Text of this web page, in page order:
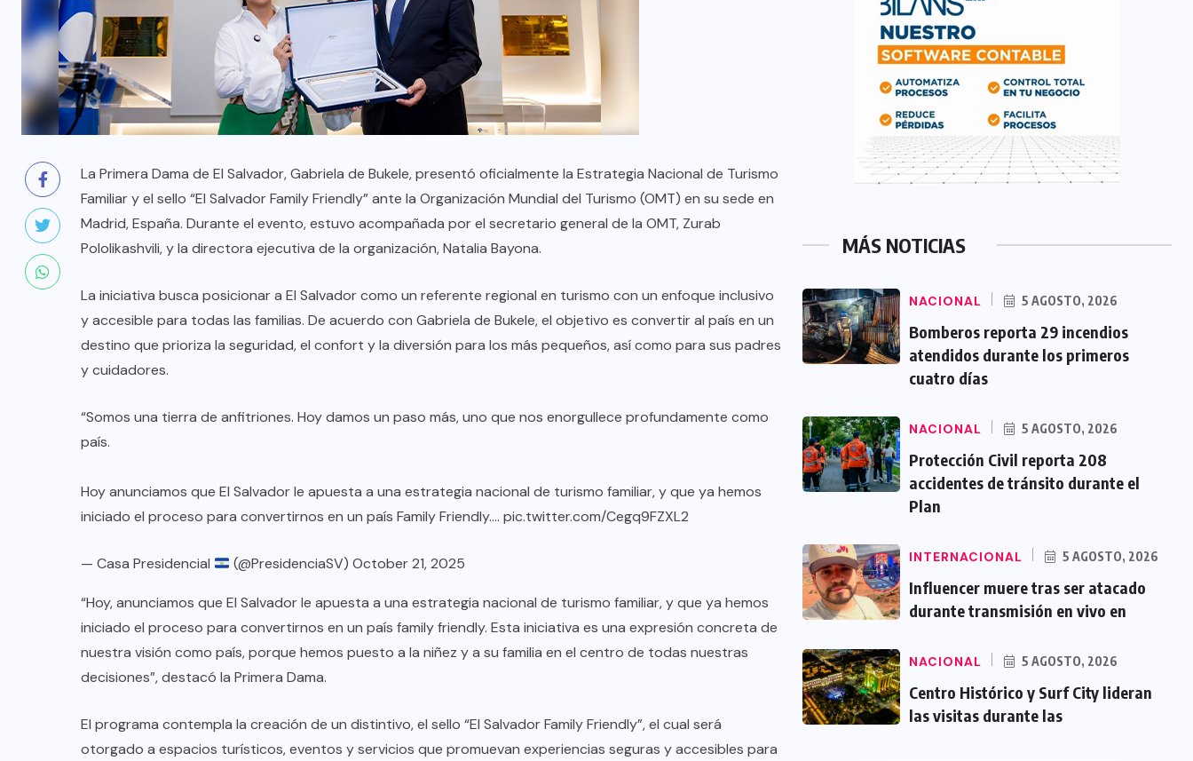
La Primera Dama de El Salvador, Gabriela de Bukele, presentó oficialmente la Estrategia Nacional de Turismo
Familiar y el sello “El Salvador Family Friendly” ante la Organización Mundial del Turismo (OMT) en su sede en
Madrid, España. Durante el evento, estuvo acompañada por el secretario general de la OMT, Zurab
Pololikashvili, y la directora ejecutiva de la organización, Natalia Bayona.
La iniciativa busca posicionar a El Salvador como un referente regional en turismo con un enfoque inclusivo
y accesible para todas las familias. De acuerdo con Gabriela de Bukele, el objetivo es convertir al país en un
destino que prioriza la seguridad, el confort y la diversión para los más pequeños, así como para sus padres
y cuidadores.
“Somos una tierra de anfitriones. Hoy damos un paso más, uno que nos enorgullece profundamente como
país.
Hoy anunciamos que El Salvador le apuesta a una estrategia nacional de turismo familiar, y que ya hemos
iniciado el proceso para convertirnos en un país Family Friendly.… pic.twitter.com/Cegq9FZXL2
— Casa Presidencial (@PresidenciaSV)October 21, 2025
“Hoy, anunciamos que El Salvador le apuesta a una estrategia nacional de turismo familiar, y que ya hemos
iniciado el proceso para convertirnos en un país family friendly. Esta iniciativa es una expresión concreta de
nuestra visión como país, porque hemos puesto a la niñez y a su familia en el centro de todas nuestras
decisiones”, destacó la Primera Dama.
El programa contempla la creación de un distintivo, el sello “El Salvador Family Friendly”, el cual será
otorgado a espacios turísticos, eventos y servicios que promuevan experiencias seguras y accesibles para
MÁS NOTICIAS
NACIONAL 5 AGOSTO, 2026
Bomberos reporta 29 incendios
atendidos durante los primeros
cuatro días
NACIONAL 5 AGOSTO, 2026
Protección Civil reporta 208
accidentes de tránsito durante el
Plan
INTERNACIONAL 5 AGOSTO, 2026
Influencer muere tras ser atacado
durante transmisión en vivo en
NACIONAL 5 AGOSTO, 2026
Centro Histórico y Surf City lideran
las visitas durante las